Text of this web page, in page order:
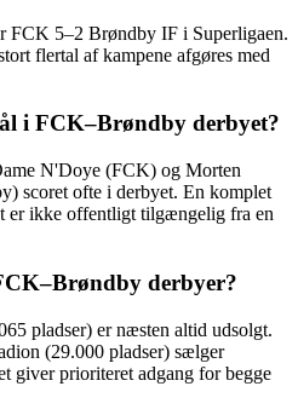
FCK 5–2 Brøndby IF i Superligaen.
flertal af kampene afgøres med
i FCK–Brøndby derbyet?
N'Doye (FCK) og Morten
scoret ofte i derbyet. En komplet
er ikke offentligt tilgængelig fra en
derbyer?
pladser) er næsten altid udsolgt.
(29.000 pladser) sælger
giver prioriteret adgang for begge